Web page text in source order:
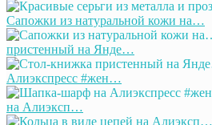
Сапожки из натуральной кожи на…
пристенный на Янде…
Алиэкспресс #жен…
на Алиэксп…